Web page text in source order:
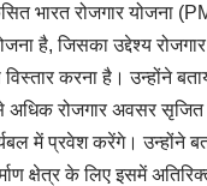
भारत रोजगार योजना
है, जिसका उद्देश्य
विस्तार करना है। उन्होंने
अधिक रोजगार अवसर
में प्रवेश करेंगे।
क्षेत्र के लिए इसमें